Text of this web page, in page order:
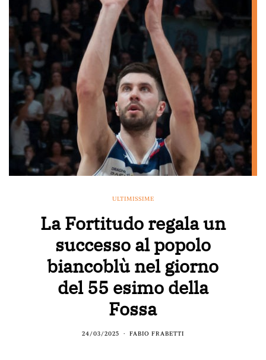
ULTIMISSIME
La Fortitudo regala un
successo al popolo
biancoblù nel giorno
del 55 esimo della
Fossa
24/03/2025 FABIO FRABETTI